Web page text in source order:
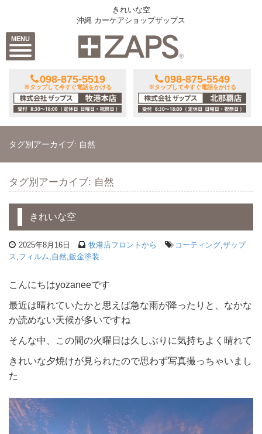
MENU
きれいな空
沖縄 カーケアショップザップス
098-875-5519
※タップして今すぐ電話をかける
098-875-5549
※タップして今すぐ電話をかける
タグ別アーカイブ: 自然
タグ別アーカイブ: 自然
きれいな空
2025年8月16日 牧港店フロントから コーティング ザップ
ス フィルム 自然 鈑金塗装
こんにちはyozaneeです
最近は晴れていたかと思えば急な雨が降ったりと、なかな
か読めない天候が多いですね
そんな中、この間の火曜日は久しぶりに気持ちよく晴れて
きれいな夕焼けが見られたので思わず写真撮っちゃいまし
た